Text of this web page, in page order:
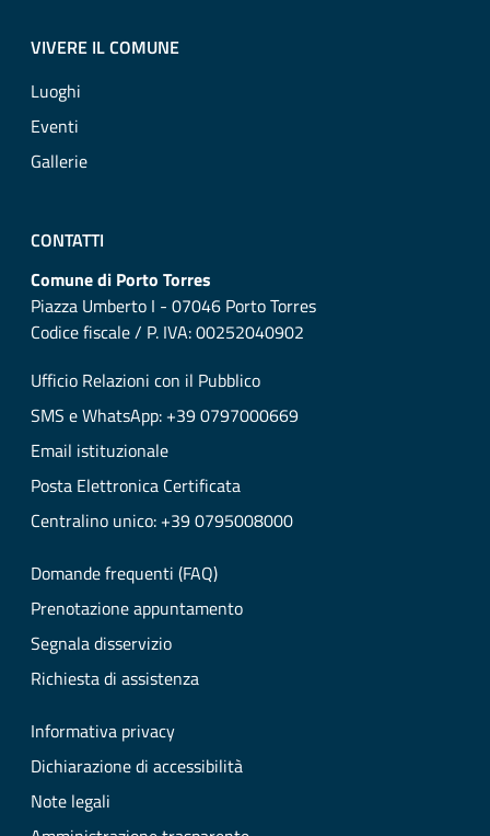
VIVERE IL COMUNE
Luoghi
Eventi
Gallerie
CONTATTI
Comune di Porto Torres
Piazza Umberto I - 07046 Porto Torres
Codice fiscale / P. IVA: 00252040902
Ufficio Relazioni con il Pubblico
SMS e WhatsApp: +39 0797000669
Email istituzionale
Posta Elettronica Certificata
Centralino unico: +39 0795008000
Domande frequenti (FAQ)
Prenotazione appuntamento
Segnala disservizio
Richiesta di assistenza
Informativa privacy
Dichiarazione di accessibilità
Note legali